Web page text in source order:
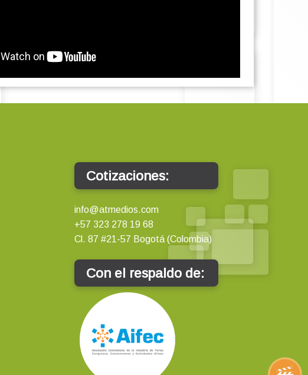
Cotizaciones:
info@atmedios.com
+57 323 278 19 68
Cl. 87 #21-57 Bogotá (Colombia)
Con el respaldo de: